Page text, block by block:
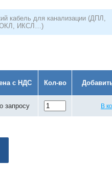
кабель для канализации (ДПЛ,
ИКСЛ…)
с НДС Кол-во
запросу В